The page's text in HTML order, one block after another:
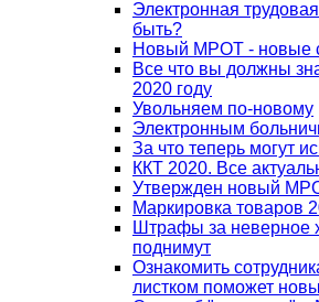
Электронная
быть?
Новый МРОТ - новые
Все что вы должны
2020 году
Увольняем по-новому
Электронным
За что теперь могут
ККТ 2020. Все
Утвержден новый
Маркировка товаров
Штрафы за неверное
поднимут
Ознакомить
листком поможет